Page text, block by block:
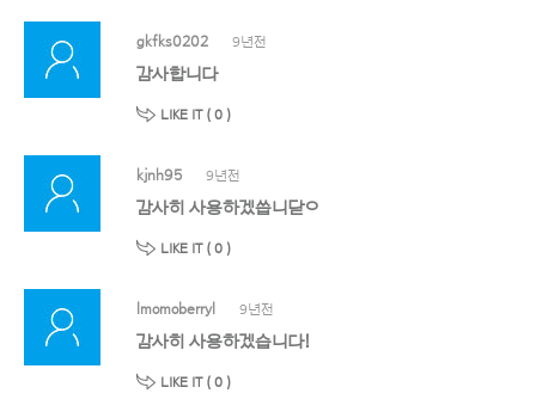
gkfks0202 9년전
감사합니다
LIKE IT ( 0 )
kjnh95 9년전
감사히 사용하겠씁니닫ㅇ
LIKE IT ( 0 )
lmomoberryl 9년전
감사히 사용하겠습니다!
LIKE IT ( 0 )